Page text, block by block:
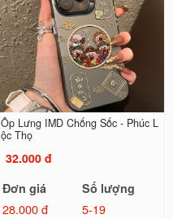
Ốp Lưng IMD Chống Sốc - Phúc L
ộc Thọ
32.000 đ
Đơn giá
Số lượng
28.000 đ
5-19